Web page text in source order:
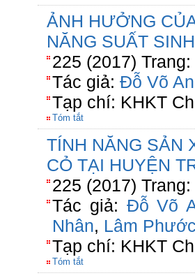
ẢNH HƯỞNG
NĂNG SUẤT
225 (2017) Trang:
Tác giả: Đỗ Võ
Tạp chí: KHKT
Tóm tắt
TÍNH NĂNG SẢN
CỎ TẠI HUYỆN
225 (2017)
Tác giả: Đỗ Võ
Nhân, Lâm
Tạp chí: KHKT
Tóm tắt